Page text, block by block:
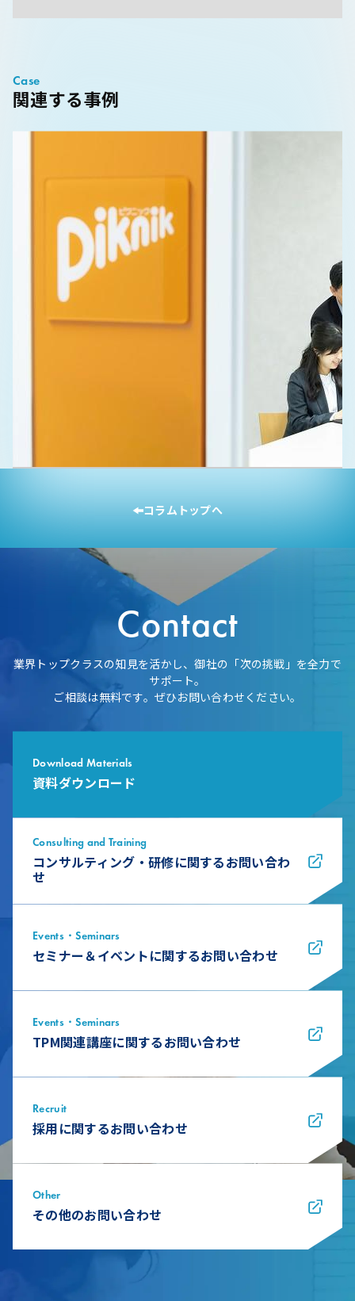
関連する事例
Case
「実践できる人」を増やす！ 全社員を巻き込むDX人財育成
森永乳業株式会社
コラムトップへ
Contact
業界トップクラスの知見を活かし、御社の「次の挑戦」を全力で
サポート。
ご相談は無料です。ぜひお問い合わせください。
Download Materials
資料ダウンロード
Consulting and Training
コンサルティング・研修に関するお問い合わ
せ
Events・Seminars
セミナー＆イベントに関するお問い合わせ
Events・Seminars
TPM関連講座に関するお問い合わせ
Recruit
採用に関するお問い合わせ
Other
その他のお問い合わせ